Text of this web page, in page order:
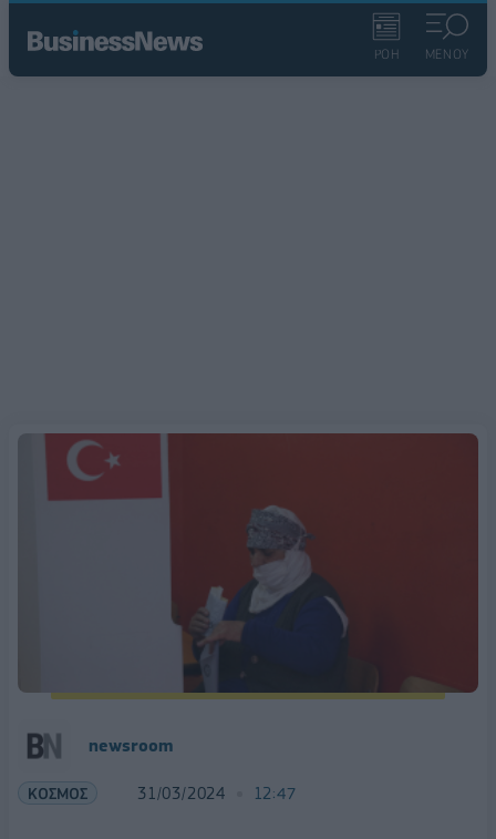
ΡΟΗ ΜΕΝΟΥ
newsroom
ΚΟΣΜΟΣ 31/03/2024 12:47